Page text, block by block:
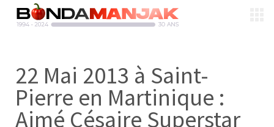
22 Mai 2013 à Saint-
Pierre en Martinique :
Aimé Césaire Superstar